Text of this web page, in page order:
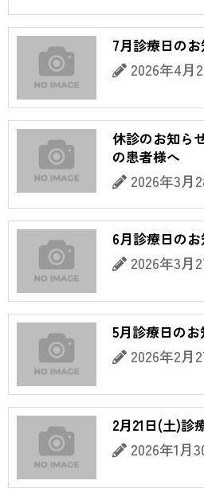
7月診療日の
2026年4月
休診のお知ら
の患者様へ
2026年3月
6月診療日の
2026年3月
5月診療日の
2026年2月
2月21日(土)診
2026年1月